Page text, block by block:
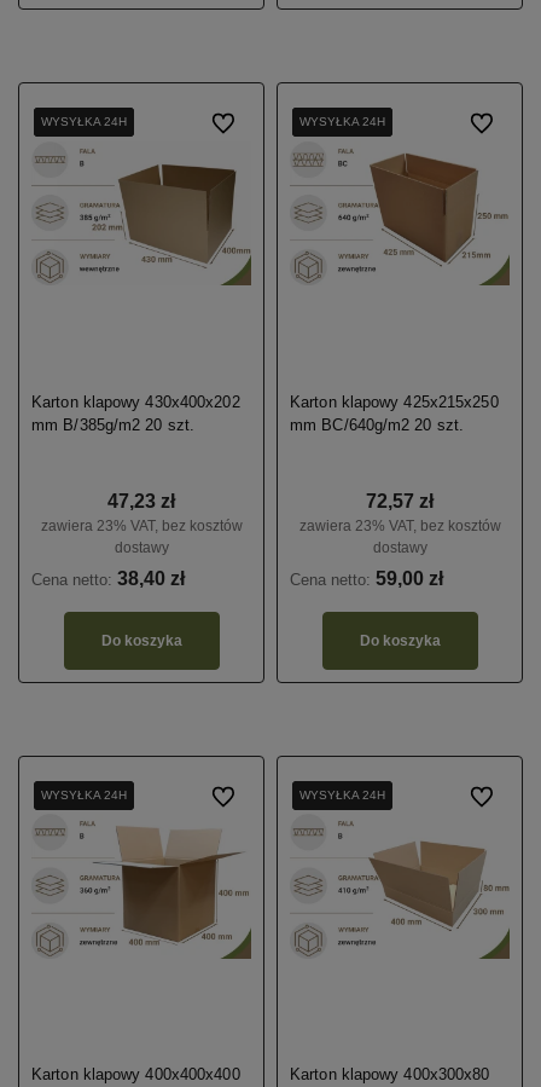
WYSYŁKA 24H
WYSYŁKA 24H
WYSYŁKA 24H
WYSYŁKA 24H
Karton klapowy 430x400x202
mm B/385g/m2 20 szt.
47,23 zł
zawiera 23% VAT, bez kosztów
dostawy
Cena netto: 38,40 zł
Do koszyka
Do ulubionychWYSYŁKA 24H
WYSYŁKA 24H
WYSYŁKA 24H
WYSYŁKA 24H
Karton klapowy 425x215x250
mm BC/640g/m2 20 szt.
72,57 zł
zawiera 23% VAT, bez kosztów
dostawy
Cena netto: 59,00 zł
Do koszyka
Do
WYSYŁKA 24H
WYSYŁKA 24H
WYSYŁKA 24H
Karton klapowy 400x400x400
Do ulubionychWYSYŁKA 24H
WYSYŁKA 24H
WYSYŁKA 24H
Karton klapowy 400x300x80
Do